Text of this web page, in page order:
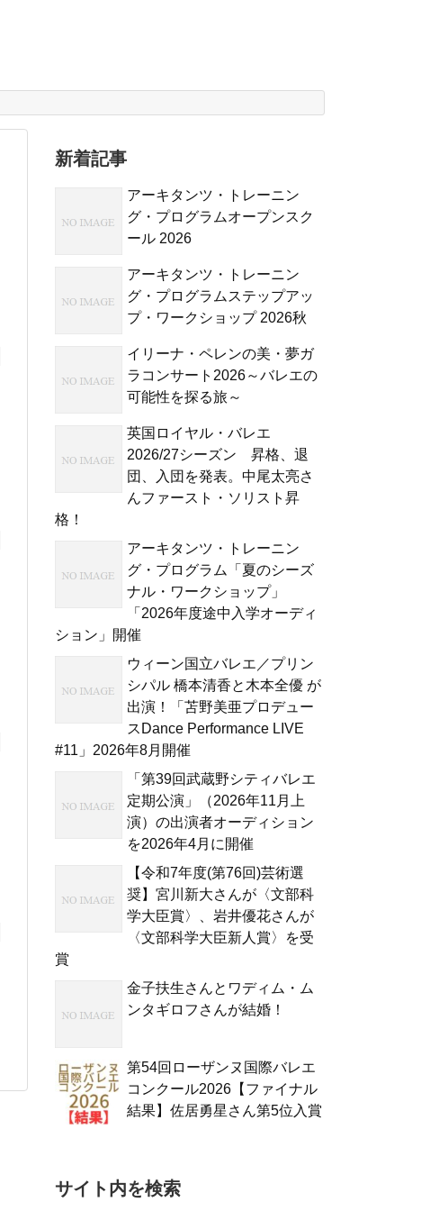
新着記事
アーキタンツ・トレーニン
グ・プログラムオープンスク
ール 2026
アーキタンツ・トレーニン
グ・プログラムステップアッ
プ・ワークショップ 2026秋
イリーナ・ペレンの美・夢ガ
ラコンサート2026～バレエの
可能性を探る旅～
英国ロイヤル・バレエ
2026/27シーズン 昇格、退
団、入団を発表。中尾太亮さ
んファースト・ソリスト昇
格！
アーキタンツ・トレーニン
グ・プログラム「夏のシーズ
ナル・ワークショップ」
「2026年度途中入学オーディ
ション」開催
ウィーン国立バレエ／プリン
シパル 橋本清香と木本全優 が
出演！「苫野美亜プロデュー
スDance Performance LIVE
#11」2026年8月開催
「第39回武蔵野シティバレエ
定期公演」（2026年11月上
演）の出演者オーディション
を2026年4月に開催
【令和7年度(第76回)芸術選
奨】宮川新大さんが〈文部科
学大臣賞〉、岩井優花さんが
〈文部科学大臣新人賞〉を受
賞
金子扶生さんとワディム・ム
ンタギロフさんが結婚！
第54回ローザンヌ国際バレエ
コンクール2026【ファイナル
結果】佐居勇星さん第5位入賞
サイト内を検索